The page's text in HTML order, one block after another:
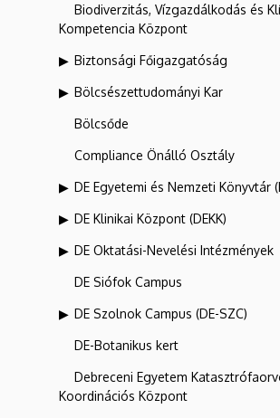
Biodiverzitás, Vízgazdálkodás és
Kompetencia Központ
Biztonsági Főigazgatóság
Bölcsészettudományi Kar
Bölcsőde
Compliance Önálló Osztály
DE Egyetemi és Nemzeti Könyvtár
DE Klinikai Központ (DEKK)
DE Oktatási-Nevelési Intézmények
DE Siófok Campus
DE Szolnok Campus (DE-SZC)
DE-Botanikus kert
Debreceni Egyetem
Koordinációs Központ